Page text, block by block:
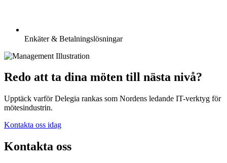
Enkäter & Betalningslösningar
Redo att ta dina möten till nästa nivå?
Upptäck varför Delegia rankas som Nordens ledande IT-verktyg för
mötesindustrin.
Kontakta oss idag
Kontakta oss